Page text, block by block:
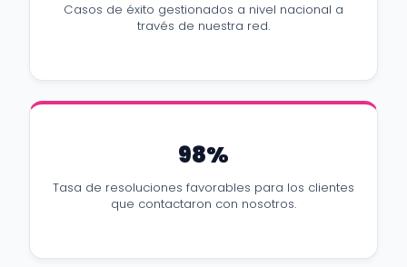
Casos de éxito gestionados a nivel nacional a
través de nuestra red.
98%
Tasa de resoluciones favorables para los clientes
que contactaron con nosotros.